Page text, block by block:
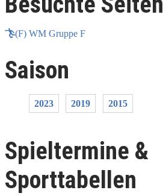
(F) WM Gruppe F
Saison
2023 2019 2015
Spieltermine &
Sporttabellen